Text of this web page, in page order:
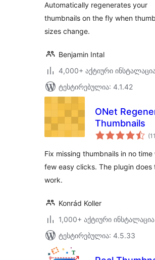
Automatically regenerates your
thumbnails on the fly when
sizes change.
Benjamin Intal
4,000+ აქტიური
ტესტირებულია: 4.1.42
ONet
Thumbnails
(11
Fix missing thumbnails in no time
few easy clicks. The plugin does
work.
Konrád Koller
1,000+ აქტიური ინსტალაცია
ტესტირებულია: 4.5.33